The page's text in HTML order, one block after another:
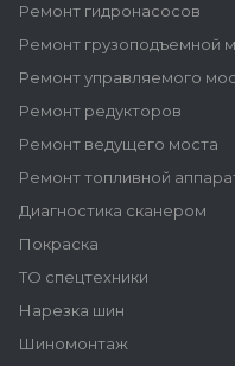
Ремонт гидронасосов
Ремонт грузоподъемной
Ремонт управляемого
Ремонт редукторов
Ремонт ведущего моста
Ремонт топливной
Диагностика сканером
Покраска
ТО спецтехники
Нарезка шин
Шиномонтаж